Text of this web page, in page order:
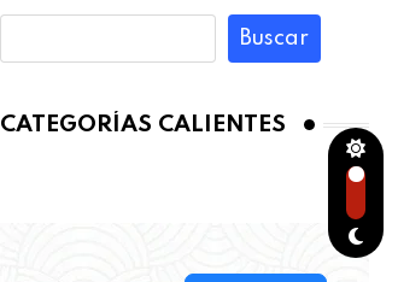
Buscar
CATEGORÍAS CALIENTES